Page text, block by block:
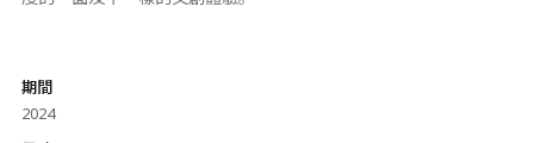
期間
2024